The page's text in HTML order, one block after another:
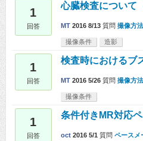
1
回答
心臓検査について
MT 2016 8/13 質問 撮像方法
撮像条件 造影
1
回答
検査時におけるブ
MT 2016 5/26 質問 撮像方法
撮像条件
1
回答
条件付きMR対応
oct 2016 5/1 質問 ペースメ